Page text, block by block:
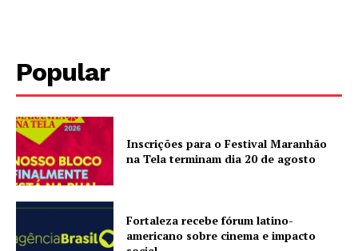
Popular
Inscrições para o Festival Maranhão
na Tela terminam dia 20 de agosto
Fortaleza recebe fórum latino-
americano sobre cinema e impacto